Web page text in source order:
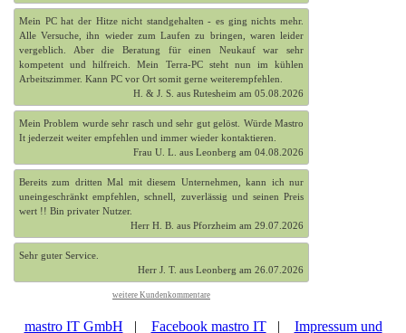
Mein PC hat der Hitze nicht standgehalten - es ging nichts mehr.
Alle Versuche, ihn wieder zum Laufen zu bringen, waren leider
vergeblich. Aber die Beratung für einen Neukauf war sehr
kompetent und hilfreich. Mein Terra-PC steht nun im kühlen
Arbeitszimmer. Kann PC vor Ort somit gerne weiterempfehlen.
H. & J. S. aus Rutesheim am 05.08.2026
Mein Problem wurde sehr rasch und sehr gut gelöst. Würde Mastro
It jederzeit weiter empfehlen und immer wieder kontaktieren.
Frau U. L. aus Leonberg am 04.08.2026
Bereits zum dritten Mal mit diesem Unternehmen, kann ich nur
uneingeschränkt empfehlen, schnell, zuverlässig und seinen Preis
wert !! Bin privater Nutzer.
Herr H. B. aus Pforzheim am 29.07.2026
Sehr guter Service.
Herr J. T. aus Leonberg am 26.07.2026
weitere Kundenkommentare
mastro IT GmbH | Facebook mastro IT| Impressum und